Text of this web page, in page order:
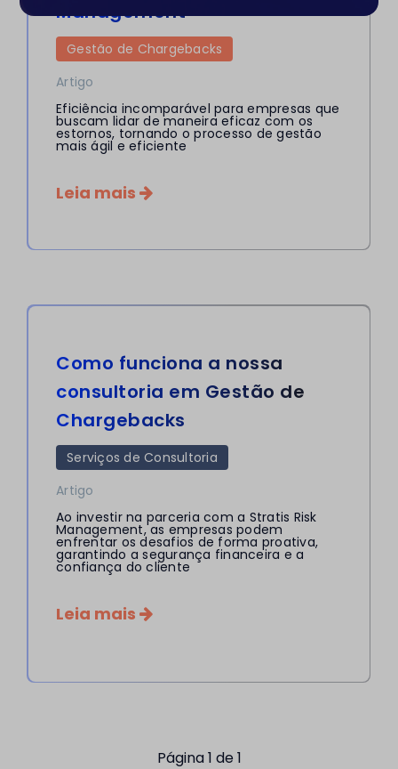
Management
Gestão de Chargebacks
Artigo
Eficiência incomparável para empresas que
buscam lidar de maneira eficaz com os
estornos, tornando o processo de gestão
mais ágil e eficiente
Leia mais
Como funciona a nossa
consultoria em Gestão de
Chargebacks
Serviços de Consultoria
Artigo
Ao investir na parceria com a Stratis Risk
Management, as empresas podem
enfrentar os desafios de forma proativa,
garantindo a segurança financeira e a
confiança do cliente
Leia mais
Página 1 de 1